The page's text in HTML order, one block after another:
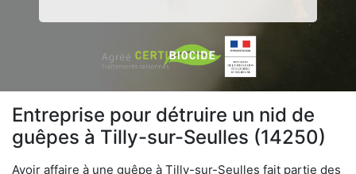
Entreprise pour détruire un nid de
guêpes à Tilly-sur-Seulles (14250)
Avoir affaire à une guêpe à Tilly-sur-Seulles fait partie des